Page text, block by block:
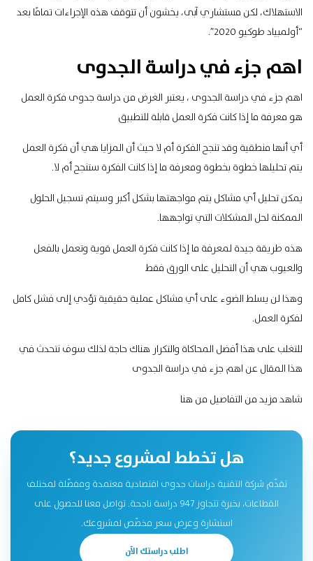
الاستهلاك، لكن مستشاري آبى، يخشون أن تتوقف هذه الإجراءات تمامًا بعد
“أولمبياد طوكيو 2020”.
اهم جزء في دراسة الجدوى
اهم جزء في دراسة الجدوى ، يعتبر الغرض من دراسة جدوى فكرة العمل
هو معرفة ما إذا كانت فكرة العمل قابلة للتطبيق
أي أنها منطقية وقد تنجح الفكرة أم لا حيث أن المزايا هي أن فكرة العمل
يتم تحليلها خطوة بخطوة ومعرفة ما إذا كانت الفكرة ستنجح أم لا.
يمكن تحليل أي مشاكل يتم مواجهتها بشكل أكبر وسيتم تسجيل الحلول
الممكنة لحل المشكلات التي تواجهها.
هذه طريقة جيدة لمعرفة ما إذا كانت فكرة العمل قوية وتعمل بالفعل
والعيوب هي أن التحليل على الورق فقط
وهذا لن يسلط الضوء على أي مشاكل عملية حقيقية تؤدي إلى فشل كامل
لفكرة العمل.
للتغلب على هذا أفضل المحاكاة والتكرار هناك حاجة لذلك سوف نتحدث في
هذا المقال عن اهم جزء في دراسة الجدوى
شاهد مزيد من التفاصيل من هنا
هل تخطط لمشروع جديد؟
تقدّم شركة التقنية دراسات جدوى اقتصادية معتمدة ومفصّلة لمختلف
القطاعات، بخبرة تتجاوز 947 دراسة ناجحة. تواصل معنا للحصول على
استشارة وعرض سعر مخصّص لمشروعك.
اطلب دراستك الآن